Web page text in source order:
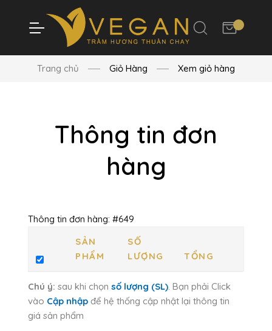
Trang chủ Giỏ Hàng Xem giỏ hàng
Thông tin đơn
hàng
Thông tin đơn hàng: #649
SẢN
PHẨM
SỐ
LƯỢNG
TỔNG
Chú ý: sau khi chọn số lượng (SL). Bạn phải Click
vào Cập nhập để hệ thống cập nhật lại thông tin
giá sản phẩm